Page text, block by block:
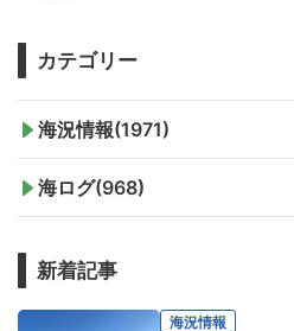
カテゴリー
海況情報(1971)
海ログ(968)
新着記事
海況情報